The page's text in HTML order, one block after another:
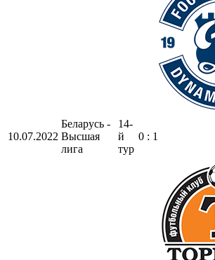
10.07.2022
Беларусь -
Высшая
лига
14-
й
тур
0 : 1